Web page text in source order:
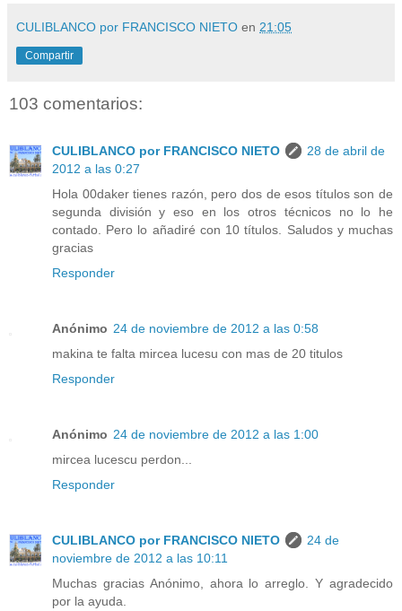
CULIBLANCO por FRANCISCO NIETO en 21:05
Compartir
103 comentarios:
CULIBLANCO por FRANCISCO NIETO
28 de abril de
2012 a las 0:27
Hola 00daker tienes razón, pero dos de esos títulos son de
segunda división y eso en los otros técnicos no lo he
contado. Pero lo añadiré con 10 títulos. Saludos y muchas
gracias
Responder
Anónimo 24 de noviembre de 2012 a las 0:58
makina te falta mircea lucesu con mas de 20 titulos
Responder
Anónimo 24 de noviembre de 2012 a las 1:00
mircea lucescu perdon...
Responder
CULIBLANCO por FRANCISCO NIETO
24 de
noviembre de 2012 a las 10:11
Muchas gracias Anónimo, ahora lo arreglo. Y agradecido
por la ayuda.